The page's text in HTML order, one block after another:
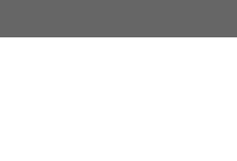
Engenharia
Atualidades